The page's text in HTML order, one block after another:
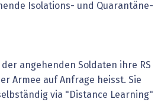
Isolations- und Quarantäne-
angehenden Soldaten ihre RS
Armee auf Anfrage heisst. Sie
via "Distance Learning"